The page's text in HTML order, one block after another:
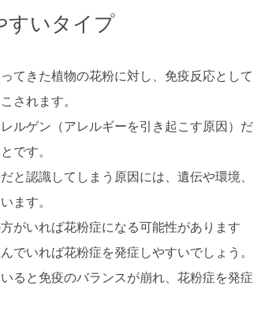
すいタ イ プ
てきた植物の花粉に対し、免疫反応として
されます。
ルゲン（アレルギーを引き起こす原因）だ
です。
と認識してしまう原因には、遺伝や環境、
ます。
がいれば花粉症になる可能性があります
でいれば花粉症を発症しやすいでしょう。
ると免疫のバランスが崩れ、花粉症を発症